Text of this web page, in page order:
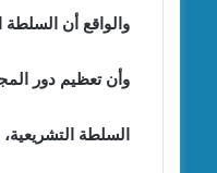
والواقع أن السلطة
وأن تعظيم دور
السلطة